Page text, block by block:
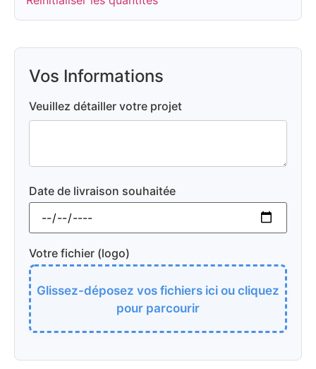
Vos Informations
Veuillez détailler votre projet
Date de livraison souhaitée
Votre fichier (logo)
Glissez-déposez vos fichiers ici ou cliquez
pour parcourir